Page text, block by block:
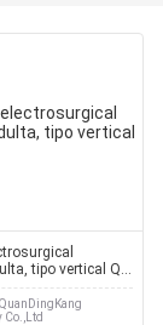
tipo vertical QD-
Co.,Ltd